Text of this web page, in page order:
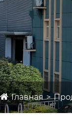
Главная